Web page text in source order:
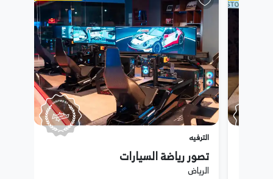
الترفيه
تصور رياضة السيارات
الرياض